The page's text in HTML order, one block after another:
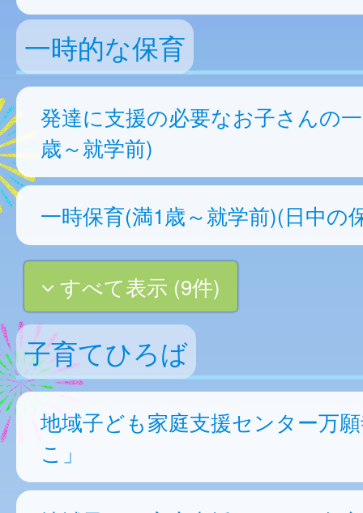
一時的な保育
発達に支援の必要なお子さんの
歳～就学前)
一時保育(満1歳～就学前)(日中の
すべて表示 (9件)
子育てひろば
地域子ども家庭支援センター万
こ」